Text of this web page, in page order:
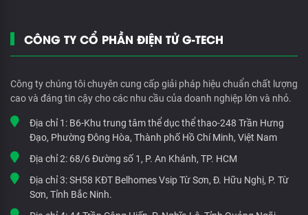
CÔNG TY CỔ PHẦN ĐIỆN TỬ G-TECH
Công ty chúng tôi chuyên cung cấp giải pháp hiệu chuẩn chất lượng
cao và đáng tin cậy cho các nhu cầu của doanh nghiệp lớn và nhỏ.
Địa chỉ 1: B6-Khu trung tâm thể dục thể thao-248 Trần Hưng
Đạo, Phường Đông Hòa, Thành phố Hồ Chí Minh, Việt Nam
Địa chỉ 2: 68/6 Đường số 1, P. An Khánh, TP. HCM
Địa chỉ 3:SH58 KĐT Belhomes Vsip Từ Sơn, Đ. Hữu Nghị, P. Từ
Sơn, Tỉnh Bắc Ninh.